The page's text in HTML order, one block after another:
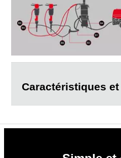
Caractéristiques